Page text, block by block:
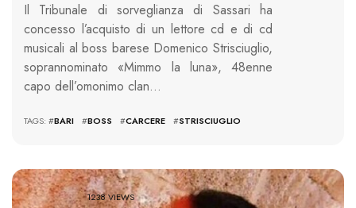
Il Tribunale di sorveglianza di Sassari ha
concesso l’acquisto di un lettore cd e di cd
musicali al boss barese Domenico Strisciuglio,
soprannominato «Mimmo la luna», 48enne
capo dell’omonimo clan…
TAGS: #BARI #BOSS #CARCERE #STRISCIUGLIO
1238 VIEWS